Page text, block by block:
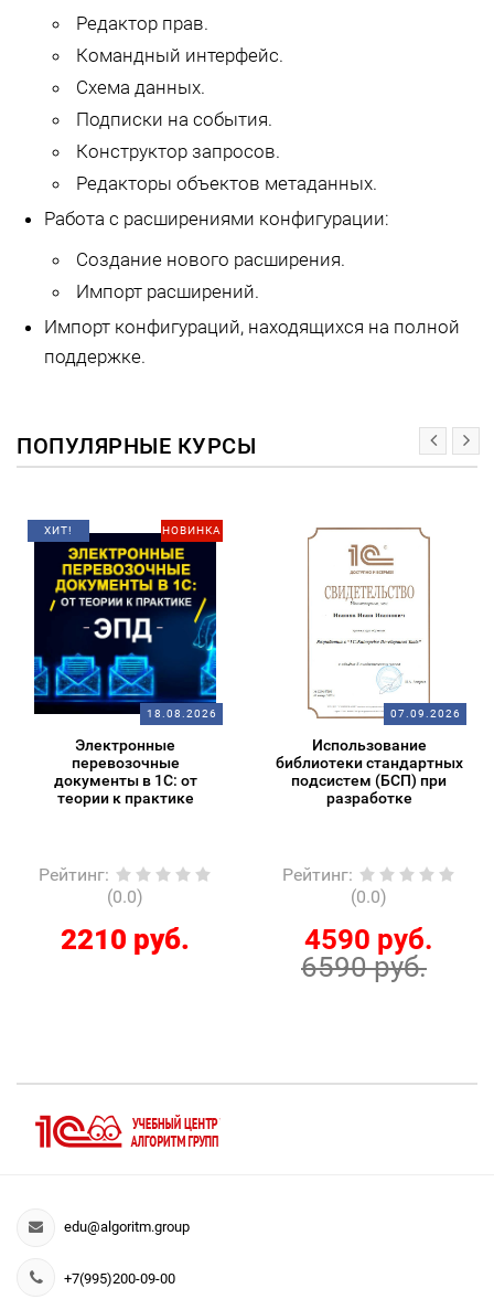
Редактор прав.
Командный интерфейс.
Схема данных.
Подписки на события.
Конструктор запросов.
Редакторы объектов метаданных.
Работа с расширениями конфигурации:
Создание нового расширения.
Импорт расширений.
Импорт конфигураций, находящихся на полной
поддержке.
ПОПУЛЯРНЫЕ КУРСЫ
07.09.2026
Использование
библиотеки стандартных
подсистем (БСП) при
разработке
Рейтинг :
(0.0)
4590 руб.
09.09.2026
Бэкапы в 1С
Рейтинг :
(0.0)
210 руб.
edu@algoritm.group
+7(995)200-09-00